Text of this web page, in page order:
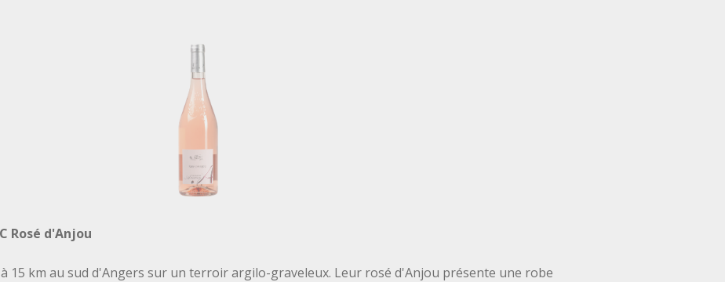
Rosé d'Anjou
15 km au sud d'Angers sur un terroir argilo-graveleux. Leur rosé d'Anjou présente une robe